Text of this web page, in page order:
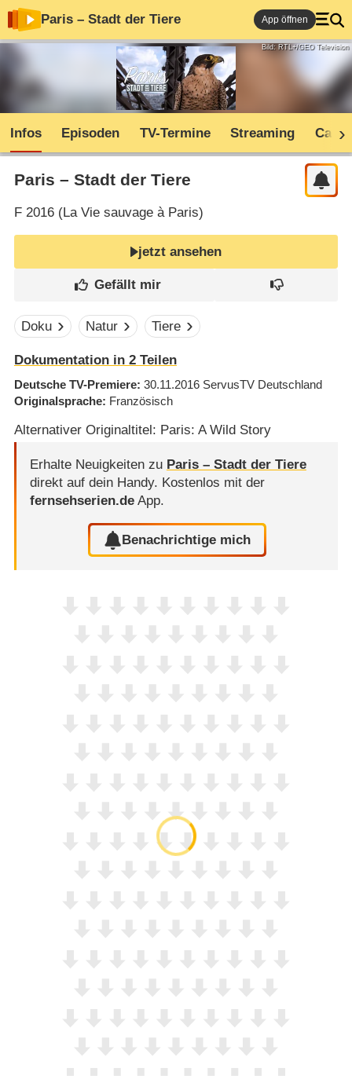
Paris – Stadt der Tiere App öffnen
Bild: RTL+/GEO Television
Infos Episoden TV-Termine Streaming Cast
Paris – Stadt der Tiere
F2016 (La Vie sauvage à Paris)
jetzt ansehen
Doku Natur Tiere
Dokumentation in 2 Teilen
Deutsche TV-Premiere 30.11.2016 ServusTV Deutschland
Originalsprache Französisch
Alternativer Originaltitel: Paris: A Wild Story
Erhalte Neuigkeiten zu Paris – Stadt der Tiere
direkt auf dein Handy. Kostenlos mit der
fernsehserien.deApp.
Benachrichtige mich